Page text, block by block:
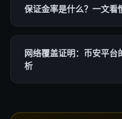
保证金率是什么？一文看
网络覆盖证明：币安平台
析